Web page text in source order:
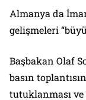
Almanya da
gelişmeleri
Başbakan Olaf
basın
tutuklanması